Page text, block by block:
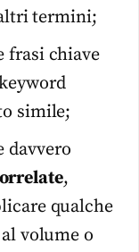
termini;
frasi chiave
simile;
davvero
,
qualche
volume o